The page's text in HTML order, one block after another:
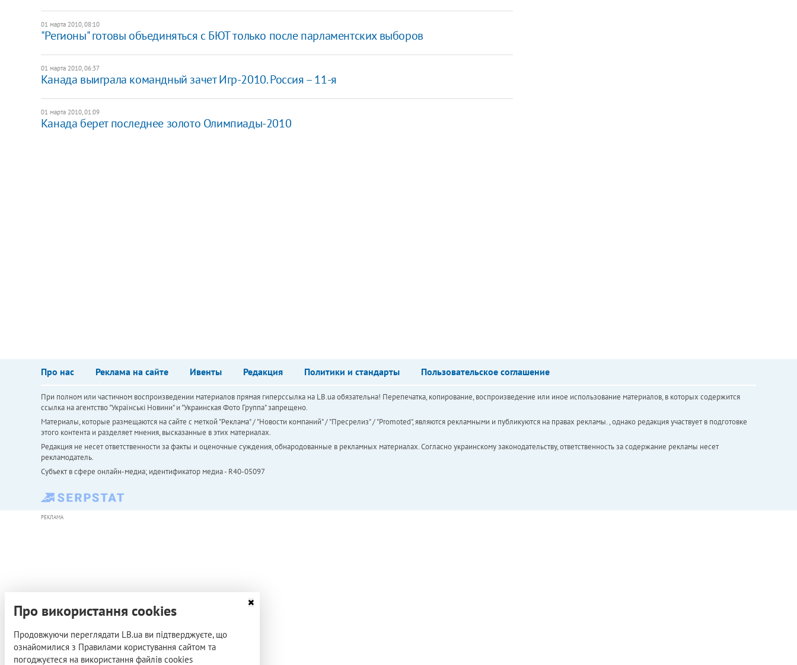
01 марта 2010, 08:10
"Регионы" готовы объединяться с БЮТ только после парламентских выборов
01 марта 2010, 06:37
Канада выиграла командный зачет Игр-2010. Россия – 11-я
01 марта 2010, 01:09
Канада берет последнее золото Олимпиады-2010
Про нас Реклама на сайте Ивенты Редакция Политики и стандарты Пользовательское соглашение
При полном или частичном воспроизведении материалов прямая гиперссылка на LB.ua обязательна! Перепечатка, копирование, воспроизведение или иное использование материалов, в которых содержится
ссылка на агентство "Українськi Новини" и "Украинская Фото Группа" запрещено.
Материалы, которые размещаются на сайте с меткой "Реклама" / "Новости компаний" / "Пресрелиз" / "Promoted", являются рекламными и публикуются на правах рекламы. , однако редакция участвует в подготовке
этого контента и разделяет мнения, высказанные в этих материалах.
Редакция не несет ответственности за факты и оценочные суждения, обнародованные в рекламных материалах. Согласно украинскому законодательству, ответственность за содержание рекламы несет
рекламодатель.
Субъект в сфере онлайн-медиа; идентификатор медиа - R40-05097
РЕКЛАМА
Про використання cookies
Продовжуючи переглядати LB.ua ви підтверджуєте, що
ознайомилися з Правилами користування сайтом та
погоджуєтеся на використання файлів cookies